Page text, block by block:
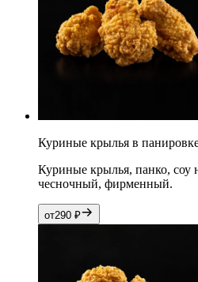
Куриные крылья в
Куриные крылья, панко, соу
чесночный, фирменный.
от290 ₽